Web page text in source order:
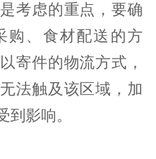
考虑的重点，要确
购、食材配送的方
寄件的物流方式，
法触及该区域，加
到影响。